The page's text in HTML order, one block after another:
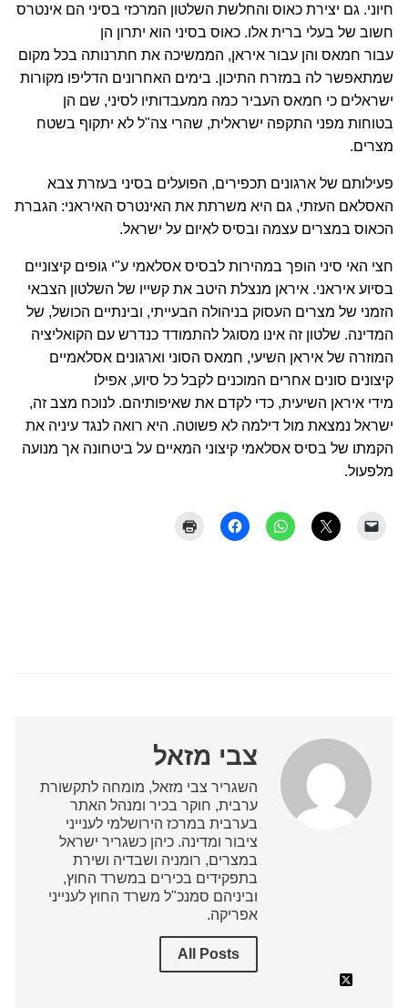
חיוני. גם יצירת כאוס והחלשת השלטון המרכזי בסיני הם אינטרס
חשוב של בעלי ברית אלו. כאוס בסיני הוא יתרון הן
עבור חמאס והן עבור איראן, הממשיכה את חתרנותה בכל מקום
שמתאפשר לה במזרח התיכון. בימים האחרונים הדליפו מקורות
ישראלים כי חמאס העביר כמה ממעבדותיו לסיני, שם הן
בטוחות מפני התקפה ישראלית, שהרי צה"ל לא יתקוף בשטח
מצרים.
פעילותם של ארגונים תכפירים, הפועלים בסיני בעזרת צבא
האסלאם העזתי, גם היא משרתת את האינטרס האיראני: הגברת
הכאוס במצרים עצמה ובסיס לאיום על ישראל.
חצי האי סיני הופך במהירות לבסיס אסלאמי ע"י גופים קיצוניים
בסיוע איראני. איראן מנצלת היטב את קשייו של השלטון הצבאי
הזמני של מצרים העסוק בניהולה הבעייתי, ובינתיים הכושל, של
המדינה. שלטון זה אינו מסוגל להתמודד כנדרש עם הקואליציה
המוזרה של איראן השיעי, חמאס הסוני וארגונים אסלאמיים
קיצונים סונים אחרים המוכנים לקבל כל סיוע, אפילו
מידי איראן השיעית, כדי לקדם את שאיפותיהם. לנוכח מצב זה,
ישראל נמצאת מול דילמה לא פשוטה. היא רואה לנגד עיניה את
הקמתו של בסיס אסלאמי קיצוני המאיים על ביטחונה אך מנועה
מלפעול.
צבי מזאל
השגריר צבי מזאל, מומחה לתקשורת
ערבית, חוקר בכיר ומנהל האתר
בערבית במרכז הירושלמי לענייני
ציבור ומדינה. כיהן כשגריר ישראל
במצרים, רומניה ושבדיה ושירת
בתפקידים בכירים במשרד החוץ,
וביניהם סמנכ"ל משרד החוץ לענייני
אפריקה.
All Posts